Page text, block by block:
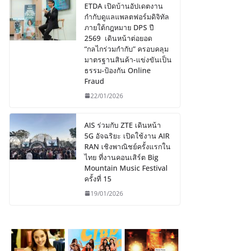
ETDA เปิดบ้านอัปเดตงาน
กำกับดูแลแพลตฟอร์มดิจิทัล
ภายใต้กฎหมาย DPS ปี
2569 เดินหน้าต่อยอด
“กลไกร่วมกำกับ” ครอบคลุม
มาตรฐานสินค้า-แข่งขันเป็น
ธรรม-ป้องกัน Online
Fraud
22/01/2026
AIS ร่วมกับ ZTE เดินหน้า
5G อัจฉริยะ เปิดใช้งาน AIR
RAN เชิงพาณิชย์ครั้งแรกใน
ไทย ที่งานคอนเสิร์ต Big
Mountain Music Festival
ครั้งที่ 15
19/01/2026